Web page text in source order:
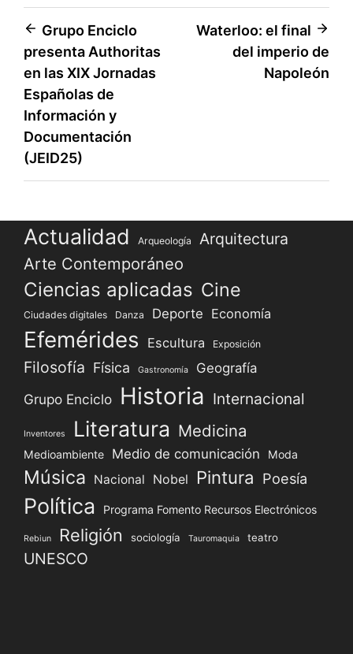
Navegación
de
entradas
Grupo Enciclo
presenta Authoritas
en las XIX Jornadas
Españolas de
Información y
Documentación
(JEID25)
Waterloo: el final
del imperio de
Napoleón
Actualidad Arqueología Arquitectura
Arte Contemporáneo
Ciencias aplicadas Cine
Ciudades digitales Danza Deporte Economía
Efemérides Escultura Exposición
Filosofía Física Gastronomía Geografía
Grupo Enciclo Historia Internacional
Inventores Literatura Medicina
Medioambiente Medio de comunicación Moda
Música Nacional Nobel Pintura Poesía
Política Programa Fomento Recursos Electrónicos
Rebiun Religión sociología Tauromaquia teatro
UNESCO